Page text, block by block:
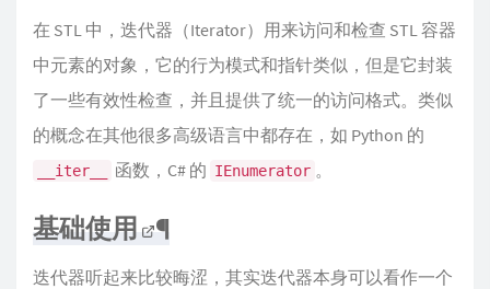
在 STL 中，迭代器（Iterator）用来访问和检查 STL 容器
中元素的对象，它的行为模式和指针类似，但是它封装
了一些有效性检查，并且提供了统一的访问格式。类似
的概念在其他很多高级语言中都存在，如 Python 的
__iter__ 函数，C# 的 IEnumerator 。
基础使用 ¶
迭代器听起来比较晦涩，其实迭代器本身可以看作一个